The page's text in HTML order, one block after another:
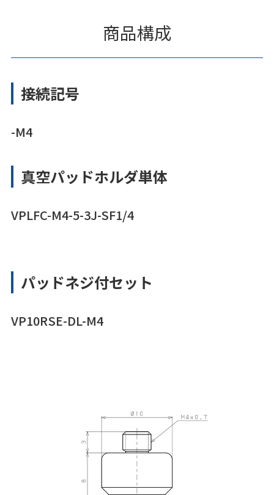
商品構成
接続記号
-M4
真空パッドホルダ単体
VPLFC-M4-5-3J-SF1/4
パッドネジ付セット
VP10RSE-DL-M4